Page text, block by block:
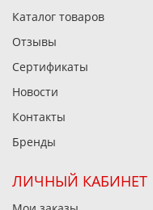
Каталог товаров
Отзывы
Сертификаты
Новости
Контакты
Бренды
ЛИЧНЫЙ КАБИНЕТ